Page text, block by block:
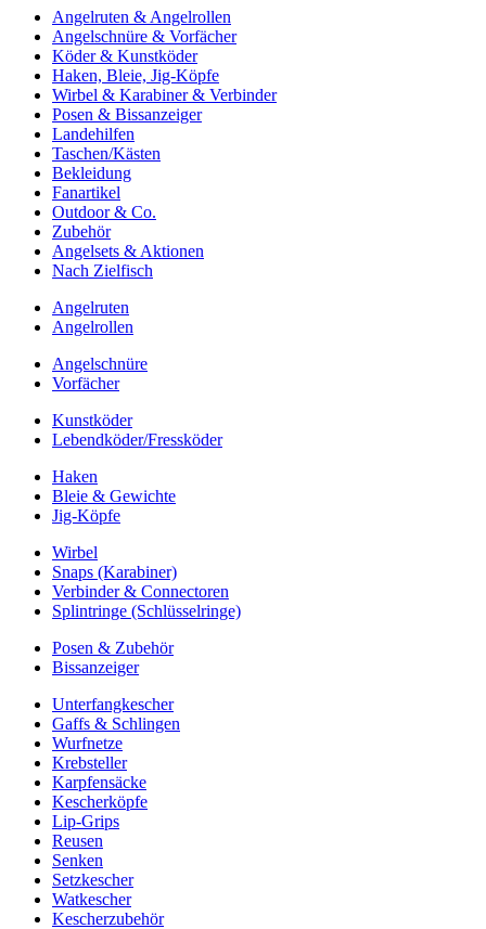
Angelruten & Angelrollen
Angelschnüre & Vorfächer
Köder & Kunstköder
Haken, Bleie, Jig-Köpfe
Wirbel & Karabiner & Verbinder
Posen & Bissanzeiger
Landehilfen
Taschen/Kästen
Bekleidung
Fanartikel
Outdoor & Co.
Zubehör
Angelsets & Aktionen
Nach Zielfisch
Angelruten
Angelrollen
Angelschnüre
Vorfächer
Kunstköder
Lebendköder/Fressköder
Haken
Bleie & Gewichte
Jig-Köpfe
Wirbel
Snaps (Karabiner)
Verbinder & Connectoren
Splintringe (Schlüsselringe)
Posen & Zubehör
Bissanzeiger
Unterfangkescher
Gaffs & Schlingen
Wurfnetze
Krebsteller
Karpfensäcke
Kescherköpfe
Lip-Grips
Reusen
Senken
Setzkescher
Watkescher
Kescherzubehör